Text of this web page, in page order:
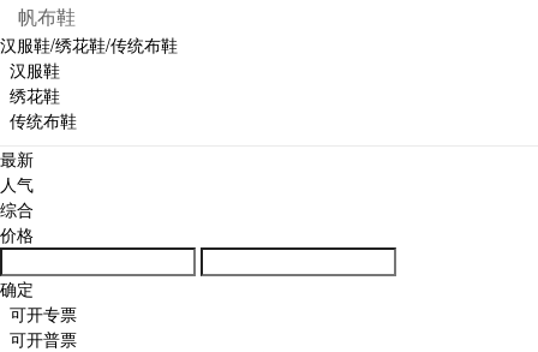
帆布鞋
汉服鞋/绣花鞋/传统布鞋
汉服鞋
绣花鞋
传统布鞋
最新
人气
综合
价格
确定
可开专票
可开普票